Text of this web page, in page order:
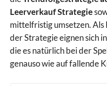
Leerverkauf Strategie
mittelfristig umsetzen.
der Strategie eignen sich
die es natürlich bei der
genauso wie auf fallende